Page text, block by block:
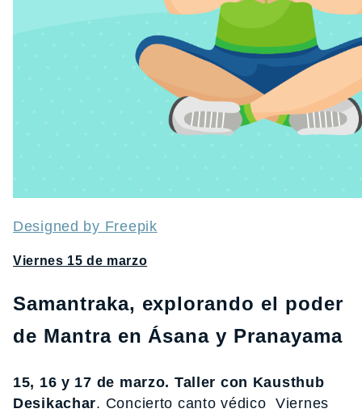
Designed by Freepik
Viernes 15 de marzo
Samantraka, explorando el poder
de Mantra en Ásana y Pranayama
15, 16 y 17 de marzo. Taller con Kausthub
Desikachar. Concierto canto védico Viernes